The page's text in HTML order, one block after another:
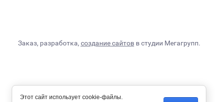
Заказ, разработка, создание сайтовв студии Мегагрупп.
Этот сайт использует cookie-файлы.